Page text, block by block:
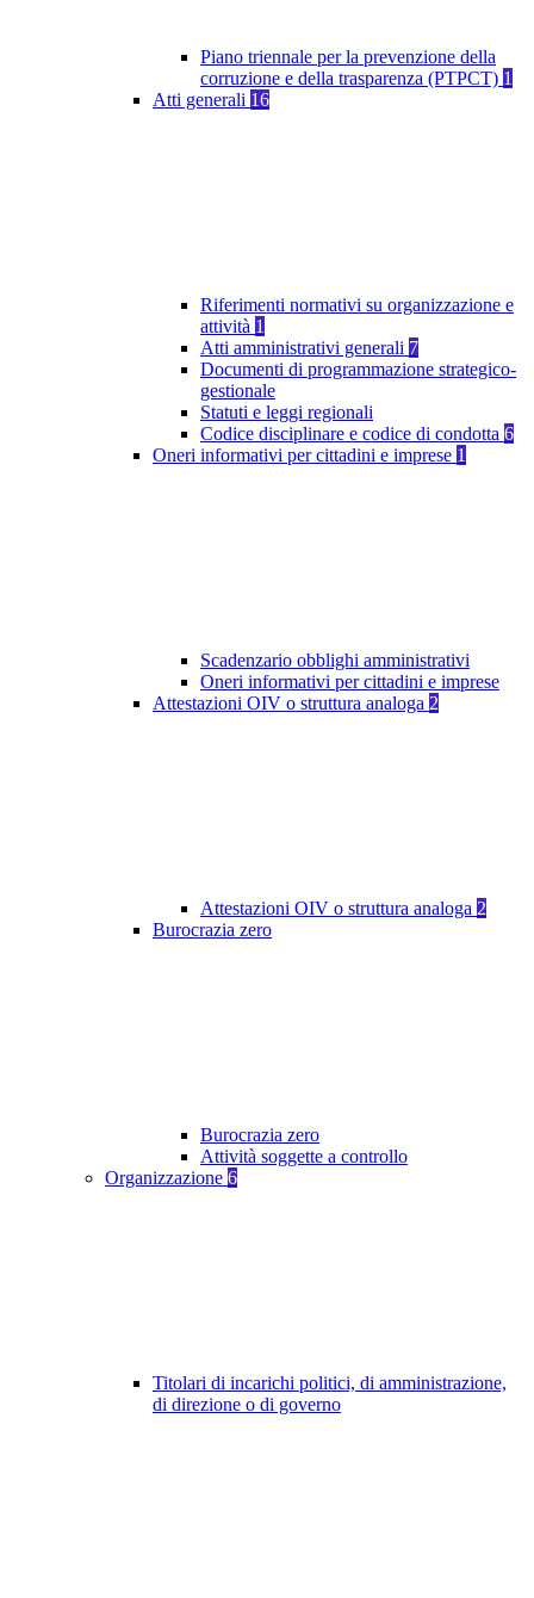
Piano triennale per la prevenzione della
corruzione e della trasparenza (PTPCT) 1
Atti generali 16
Riferimenti normativi su organizzazione e
attività 1
Atti amministrativi generali 7
Documenti di programmazione strategico-
gestionale
Statuti e leggi regionali
Codice disciplinare e codice di condotta 6
Oneri informativi per cittadini e imprese 1
Scadenzario obblighi amministrativi
Oneri informativi per cittadini e imprese
Attestazioni OIV o struttura analoga 2
Attestazioni OIV o struttura analoga 2
Burocrazia zero
Burocrazia zero
Attività soggette a controllo
Organizzazione 6
Titolari di incarichi politici, di amministrazione,
di direzione o di governo